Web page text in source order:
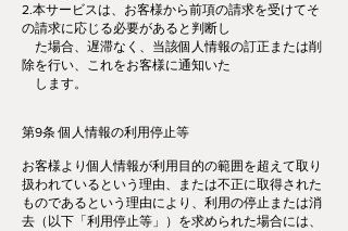
2.本サービスは、お客様から前項の請求を受けてそ
の請求に応じる必要があると判断し
た場合、遅滞なく、当該個人情報の訂正または削
除を行い、これをお客様に通知いた
します。
第9条 個人情報の利用停止等
お客様より個人情報が利用目的の範囲を超えて取り
扱われているという理由、または不正に取得された
ものであるという理由により、利用の停止または消
去（以下「利用停止等」）を求められた場合には、